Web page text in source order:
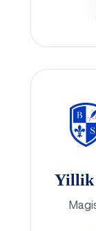
Yillik